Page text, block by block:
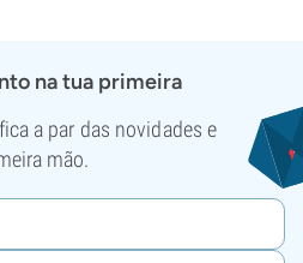
na tua primeira
a par das novidades e
mão.